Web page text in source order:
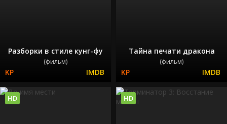
Разборки в стиле кунг-фу
(фильм)
Тайна печати дракона
(фильм)
HD HD